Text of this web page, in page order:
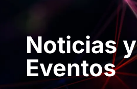
Noticias y
Eventos